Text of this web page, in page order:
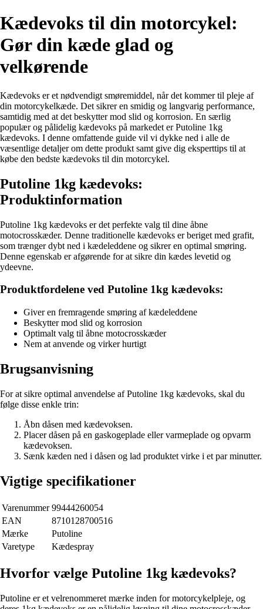
Kædevoks til din motorcykel:
Gør din kæde glad og
velkørende
Kædevoks er et nødvendigt smøremiddel, når det kommer til pleje af
din motorcykelkæde. Det sikrer en smidig og langvarig performance,
samtidig med at det beskytter mod slid og korrosion. En særlig
populær og pålidelig kædevoks på markedet er Putoline 1kg
kædevoks. I denne omfattende guide vil vi dykke ned i alle de
væsentlige detaljer om dette produkt samt give dig eksperttips til at
købe den bedste kædevoks til din motorcykel.
Putoline 1kg kædevoks:
Produktinformation
Putoline 1kg kædevoks er det perfekte valg til dine åbne
motocrosskæder. Denne traditionelle kædevoks er beriget med grafit,
som trænger dybt ned i kædeleddene og sikrer en optimal smøring.
Denne egenskab er afgørende for at sikre din kædes levetid og
ydeevne.
Produktfordelene ved Putoline 1kg kædevoks:
Giver en fremragende smøring af kædeleddene
Beskytter mod slid og korrosion
Optimalt valg til åbne motocrosskæder
Nem at anvende og virker hurtigt
Brugsanvisning
For at sikre optimal anvendelse af Putoline 1kg kædevoks, skal du
følge disse enkle trin:
Åbn dåsen med kædevoksen.
Placer dåsen på en gaskogeplade eller varmeplade og opvarm
kædevoksen.
Sænk kæden ned i dåsen og lad produktet virke i et par minutter.
Vigtige specifikationer
Varenummer 99444260054
EAN
8710128700516
Mærke
Putoline
Varetype
Kædespray
Hvorfor vælge Putoline 1kg kædevoks?
Putoline er et velrenommeret mærke inden for motorcykelpleje, og